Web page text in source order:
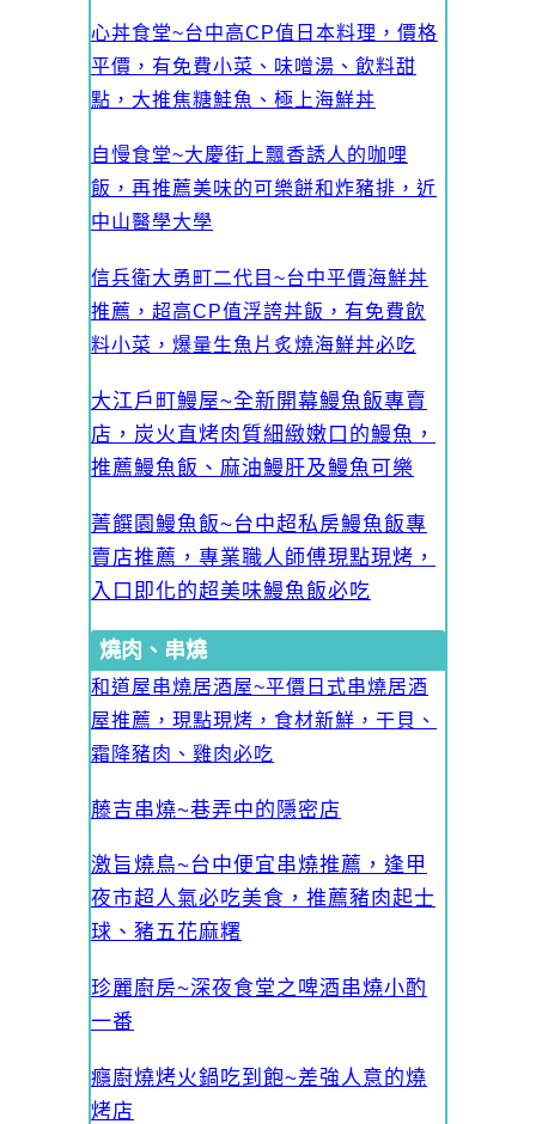
心丼食堂~台中高CP值日本料理，價格
平價，有免費小菜、味噌湯、飲料甜
點，大推焦糖鮭魚、極上海鮮丼
自慢食堂~大慶街上飄香誘人的咖哩
飯，再推薦美味的可樂餅和炸豬排，近
中山醫學大學
信兵衛大勇町二代目~台中平價海鮮丼
推薦，超高CP值浮誇丼飯，有免費飲
料小菜，爆量生魚片炙燒海鮮丼必吃
大江戶町鰻屋~全新開幕鰻魚飯專賣
店，炭火直烤肉質細緻嫩口的鰻魚，
推薦鰻魚飯、麻油鰻肝及鰻魚可樂
菁饌園鰻魚飯~台中超私房鰻魚飯專
賣店推薦，專業職人師傅現點現烤，
入口即化的超美味鰻魚飯必吃
燒肉、串燒
和道屋串燒居酒屋~平價日式串燒居酒
屋推薦，現點現烤，食材新鮮，干貝、
霜降豬肉、雞肉必吃
藤吉串燒~巷弄中的隱密店
激旨燒鳥~台中便宜串燒推薦，逢甲
夜市超人氣必吃美食，推薦豬肉起士
球、豬五花麻糬
珍麗廚房~深夜食堂之啤酒串燒小酌
一番
癮廚燒烤火鍋吃到飽~差強人意的燒
烤店